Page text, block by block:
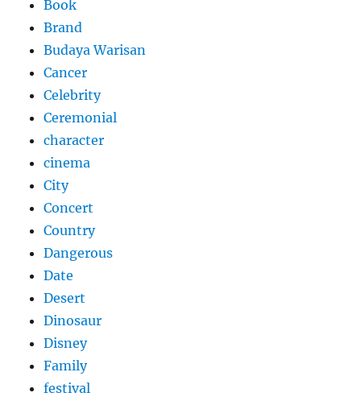
Book
Brand
Budaya Warisan
Cancer
Celebrity
Ceremonial
character
cinema
City
Concert
Country
Dangerous
Date
Desert
Dinosaur
Disney
Family
festival